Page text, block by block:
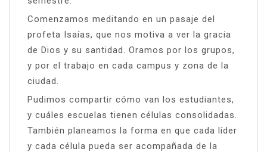
Comenzamos meditando en un pasaje del
profeta Isaías, que nos motiva a ver la gracia
de Dios y su santidad. Oramos por los grupos,
y por el trabajo en cada campus y zona de la
ciudad.
Pudimos compartir cómo van los estudiantes,
y cuáles escuelas tienen células consolidadas.
También planeamos la forma en que cada líder
y cada célula pueda ser acompañada de la